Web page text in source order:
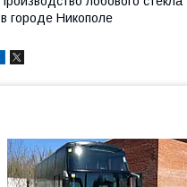
в городе Никополе